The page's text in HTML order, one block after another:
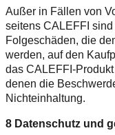
Außer in Fällen von
seitens CALEFFI
Folgeschäden, die
werden, auf den
das CALEFFI-
denen die
Nichteinhaltung.
8 Datenschutz und